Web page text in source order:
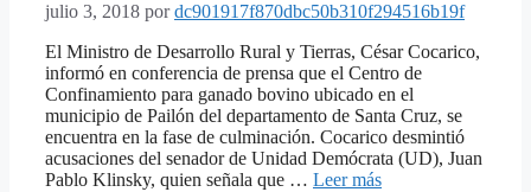
julio 3, 2018 pordc901917f870dbc50b310f294516b19f
El Ministro de Desarrollo Rural y Tierras, César Cocarico,
informó en conferencia de prensa que el Centro de
Confinamiento para ganado bovino ubicado en el
municipio de Pailón del departamento de Santa Cruz, se
encuentra en la fase de culminación. Cocarico desmintió
acusaciones del senador de Unidad Demócrata (UD), Juan
Pablo Klinsky, quien señala que … Leer más